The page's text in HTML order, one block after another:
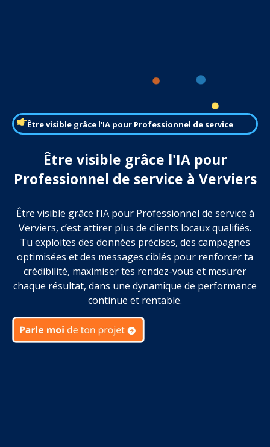
Être visible grâce l'IA pour Professionnel de service
Être visible grâce l'IA pour
Professionnel de service à Verviers
Être visible grâce l’IA pour Professionnel de service à
Verviers, c’est attirer plus de clients locaux qualifiés.
Tu exploites des données précises, des campagnes
optimisées et des messages ciblés pour renforcer ta
crédibilité, maximiser tes rendez-vous et mesurer
chaque résultat, dans une dynamique de performance
continue et rentable.